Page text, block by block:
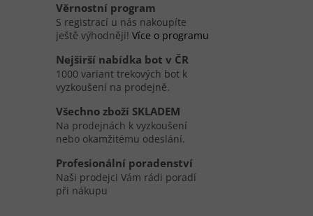
Věrnostní program
S registrací u nás nakoupíte
ještě výhodněji! Více o programu
Nejširší nabídka bot v ČR
1000 variant trekových bot k
vyzkoušení na prodejně.
Všechno zboží SKLADEM
Na prodejnách k vyzkoušení
nebo okamžitému odeslání.
Profesionální poradenství
Naši prodejci Vám rádi poradí
při nákupu